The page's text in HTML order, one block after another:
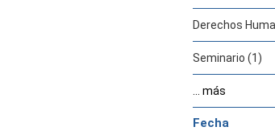
Derechos
Seminario (1)
... más
Fecha